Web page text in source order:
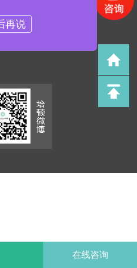
企业花园C35栋
联营商务大厦1919室
88号东方君悦南楼13—19
在线咨询
再说